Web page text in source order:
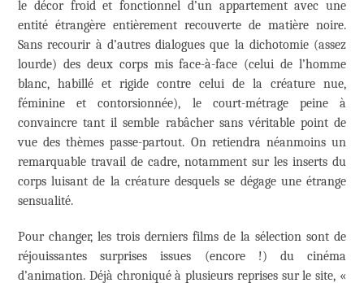
le décor froid et fonctionnel d’un appartement avec une
entité étrangère entièrement recouverte de matière noire.
Sans recourir à d’autres dialogues que la dichotomie (assez
lourde) des deux corps mis face-à-face (celui de l’homme
blanc, habillé et rigide contre celui de la créature nue,
féminine et contorsionnée), le court-métrage peine à
convaincre tant il semble rabâcher sans véritable point de
vue des thèmes passe-partout. On retiendra néanmoins un
remarquable travail de cadre, notamment sur les inserts du
corps luisant de la créature desquels se dégage une étrange
sensualité.
Pour changer, les trois derniers films de la sélection sont de
réjouissantes surprises issues (encore !) du cinéma
d’animation. Déjà chroniqué à plusieurs reprises sur le site, «